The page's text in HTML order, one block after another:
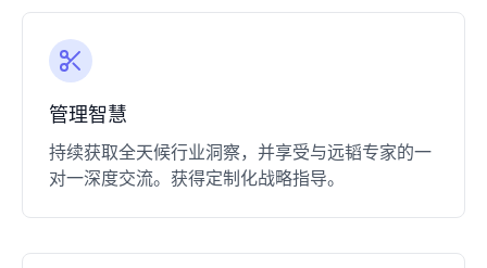
​管理智慧​
持续获取全天候行业洞察，并享受与远韬专家的一
对一深度交流。获得定制化战略指导。